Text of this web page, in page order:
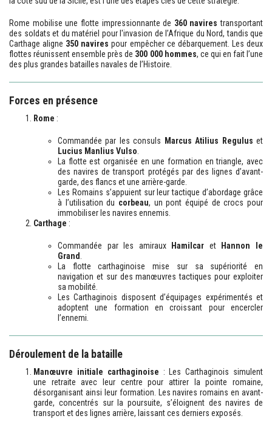
Rome mobilise une flotte impressionnante de 360 navires transportant
des soldats et du matériel pour l'invasion de l’Afrique du Nord, tandis que
Carthage aligne 350 navires pour empêcher ce débarquement. Les deux
flottes réunissent ensemble près de 300 000 hommes, ce qui en fait l’une
des plus grandes batailles navales de l’Histoire.
Forces en présence
Rome :
Commandée par les consuls Marcus Atilius Regulus et
Lucius Manlius Vulso.
La flotte est organisée en une formation en triangle, avec
des navires de transport protégés par des lignes d’avant-
garde, des flancs et une arrière-garde.
Les Romains s’appuient sur leur tactique d’abordage grâce
à l’utilisation du corbeau, un pont équipé de crocs pour
immobiliser les navires ennemis.
Carthage :
Commandée par les amiraux Hamilcar et
Hannon le
Grand.
La flotte carthaginoise mise sur sa supériorité en
navigation et sur des manœuvres tactiques pour exploiter
sa mobilité.
Les Carthaginois disposent d’équipages expérimentés et
adoptent une formation en croissant pour encercler
l’ennemi.
Déroulement de la bataille
Manœuvre initiale carthaginoise : Les Carthaginois simulent
une retraite avec leur centre pour attirer la pointe romaine,
désorganisant ainsi leur formation. Les navires romains en avant-
garde, concentrés sur la poursuite, s’éloignent des navires de
transport et des lignes arrière, laissant ces derniers exposés.